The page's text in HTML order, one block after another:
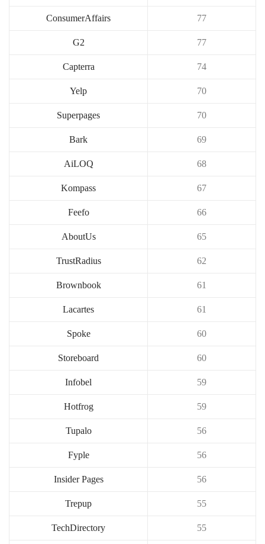
ConsumerAffairs 77
G2 77
Capterra 74
Yelp 70
Superpages 70
Bark 69
AiLOQ 68
Kompass 67
Feefo 66
AboutUs 65
TrustRadius 62
Brownbook 61
Lacartes 61
Spoke 60
Storeboard 60
Infobel 59
Hotfrog 59
Tupalo 56
Fyple 56
Insider Pages 56
Trepup 55
TechDirectory 55